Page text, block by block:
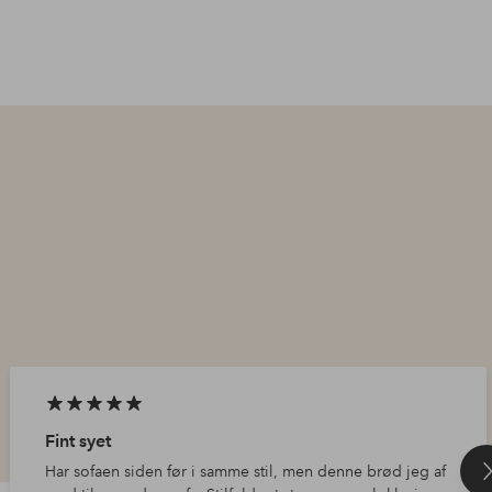
Fint syet
Har sofaen siden før i samme stil, men denne brød jeg af